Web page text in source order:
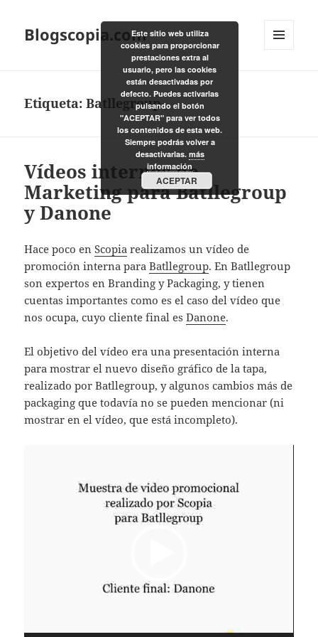
Blogscopia.com
Etiqueta:Batllegroup
Vídeos internos de
Marketing para Batllegroup
y Danone
Hace poco enScopia realizamos un vídeo de
promoción interna paraBatllegroup. En Batllegroup
son expertos en Branding y Packaging, y tienen
cuentas importantes como es el caso del vídeo que
nos ocupa, cuyo cliente final esDanone.
El objetivo del vídeo era una presentación interna
para mostrar el nuevo diseño gráfico de la tapa,
realizado por Batllegroup, y algunos cambios más de
packaging que todavía no se pueden mencionar (ni
mostrar en el vídeo, que está incompleto).
Este sitio web utiliza
cookies para proporcionar
prestaciones extra al
usuario, pero las cookies
están desactivadas por
defecto. Puedes activarlas
pulsando el botón
"ACEPTAR" para ver todos
los contenidos de esta web.
Siempre podrás volver a
desactivarlas. más
información
ACEPTAR